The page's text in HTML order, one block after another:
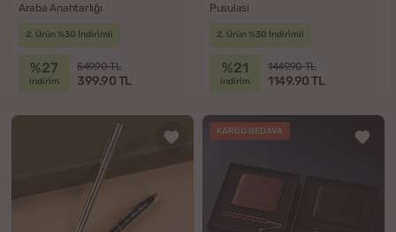
Araba Anahtarlığı
2. Ürün %30 İndirimli
%27
indirim
549.90 TL
399.90 TL
Pusulası
2. Ürün %30 İndirimli
%21
indirim
1449.90 TL
1149.90 TL
KARGO BEDAVA